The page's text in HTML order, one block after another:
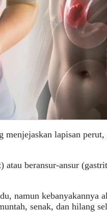
lapisan
beransur-ansur
namun kebanyakannya
senak, dan hilang